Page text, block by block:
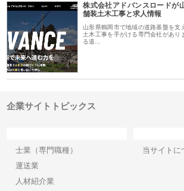
株式会社アドバンスロードが
舗装土木工事と求人情報
山形県鶴岡市で地域の道路基盤を支
土木工事を手がける専門会社があり
る道…
企業サイトトピックス
士業（専門職種）
運送業
人材紹介業
当サイトに